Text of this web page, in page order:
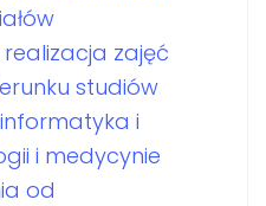
zajęć
studiów
i
i medycynie
od